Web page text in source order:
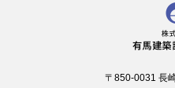
〒850-0031 長